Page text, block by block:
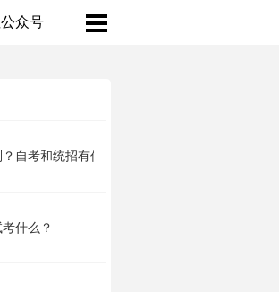
众号
自考和统招有何不同？
什么？